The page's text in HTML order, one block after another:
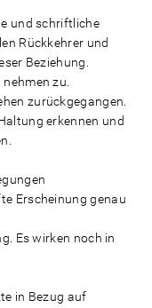
und schriftliche
Rückkehrer und
Beziehung.
zu.
zurückgegangen.
erkennen und
Erscheinung genau
Es wirken noch in
in Bezug auf